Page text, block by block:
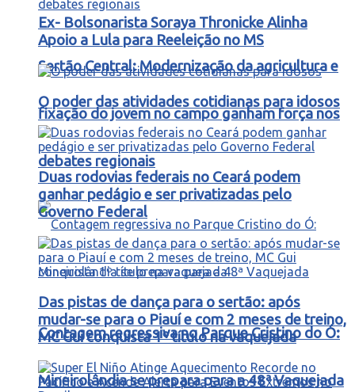
Sertão Central: Modernização da agricultura e
fixação do jovem no campo ganham força nos
debates regionais
Contagem regressiva no Parque Cristino do Ó:
Mineirolândia se prepara para a 48ª Vaquejada
Ex- Bolsonarista Soraya Thronicke Alinha
Apoio a Lula para Reeleição no MS
O poder das atividades cotidianas para idosos
Duas rodovias federais no Ceará podem
ganhar pedágio e ser privatizadas pelo
Governo Federal
Das pistas de dança para o sertão: após
mudar-se para o Piauí e com 2 meses de treino,
MC Gui conquista 1º título na vaquejada